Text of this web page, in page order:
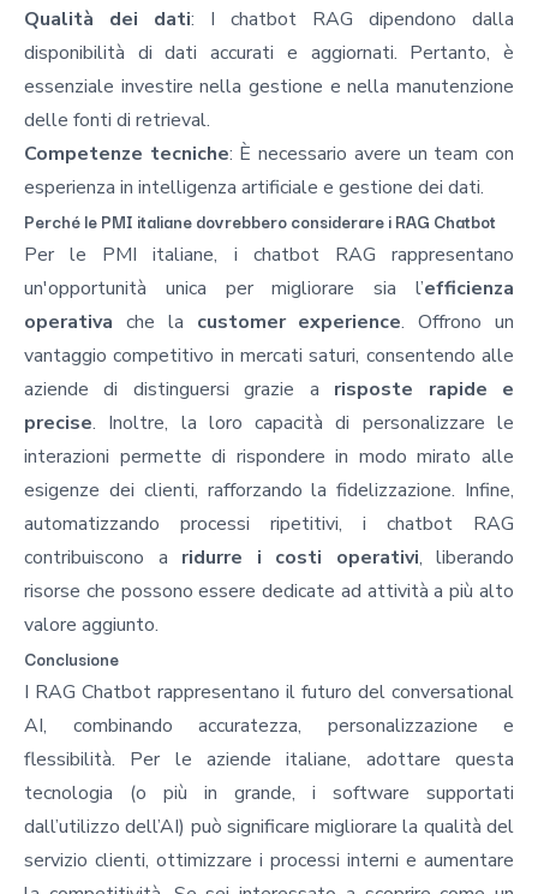
Qualità dei dati: I chatbot RAG dipendono dalla
disponibilità di dati accurati e aggiornati. Pertanto, è
essenziale investire nella gestione e nella manutenzione
delle fonti di retrieval.
Competenze tecniche: È necessario avere un team con
esperienza in intelligenza artificiale e gestione dei dati.
Perché le PMI italiane dovrebbero considerare i RAG Chatbot
Per le PMI italiane, i chatbot RAG rappresentano
un'opportunità unica per migliorare sia l’efficienza
operativa che la customer experience. Offrono un
vantaggio competitivo in mercati saturi, consentendo alle
aziende di distinguersi grazie a risposte rapide e
precise. Inoltre, la loro capacità di personalizzare le
interazioni permette di rispondere in modo mirato alle
esigenze dei clienti, rafforzando la fidelizzazione. Infine,
automatizzando processi ripetitivi, i chatbot RAG
contribuiscono a ridurre i costi operativi, liberando
risorse che possono essere dedicate ad attività a più alto
valore aggiunto.
Conclusione
I RAG Chatbot rappresentano il futuro del conversational
AI, combinando accuratezza, personalizzazione e
flessibilità. Per le aziende italiane, adottare questa
tecnologia (o più in grande, i software supportati
dall’utilizzo dell’AI) può significare migliorare la qualità del
servizio clienti, ottimizzare i processi interni e aumentare